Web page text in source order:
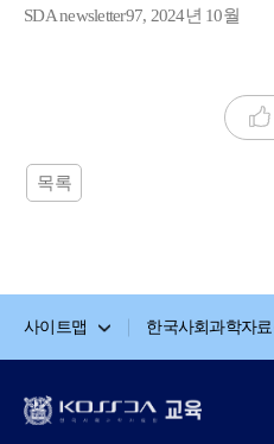
SDA newsletter97, 2024년 10월
목록
사이트맵 한국사회과학자